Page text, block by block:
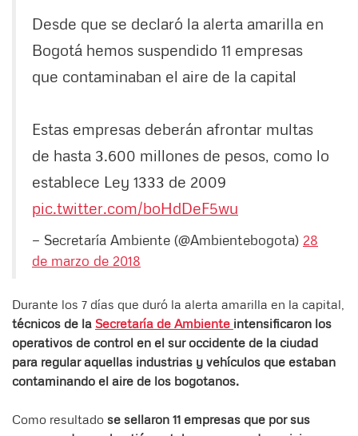
Desde que se declaró la alerta amarilla en
Bogotá hemos suspendido 11 empresas
que contaminaban el aire de la capital
Estas empresas deberán afrontar multas
de hasta 3.600 millones de pesos, como lo
establece Ley 1333 de 2009
pic.twitter.com/boHdDeF5wu
— Secretaría Ambiente (@Ambientebogota) 28
de marzo de 2018
Durante los 7 días que duró la alerta amarilla en la capital,
técnicos de la Secretaría de Ambiente intensificaron los
operativos de control en el sur occidente de la ciudad
para regular aquellas industrias y vehículos que estaban
contaminando el aire de los bogotanos.
Como resultado se sellaron 11 empresas que por sus